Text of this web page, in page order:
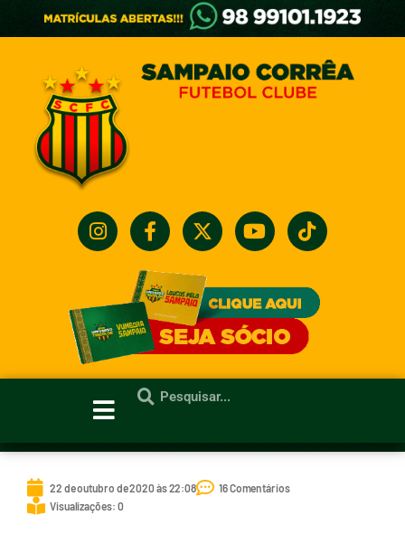
22 de outubro de 2020 às 22:08
16 Comentários
Visualizações: 0